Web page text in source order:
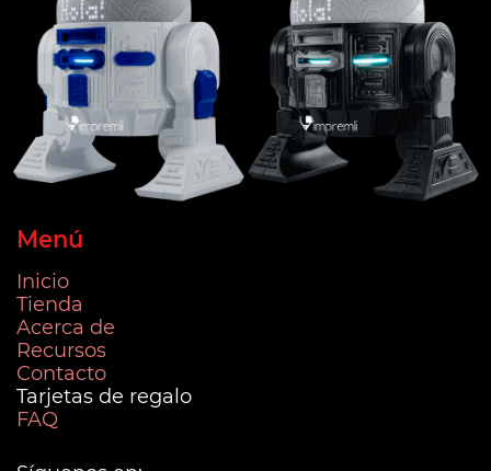
Menú
Inicio
Tienda
Acerca de
Recursos
Contacto
Tarjetas de regalo
FAQ